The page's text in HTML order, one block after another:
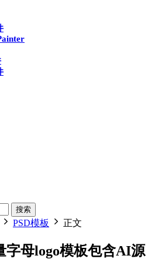
搜索
PSD模板 正文
字母logo模板包含AI源